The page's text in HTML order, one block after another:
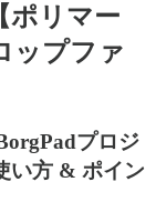
ポリマー
ップファ
プロジ
い方 & ポイン